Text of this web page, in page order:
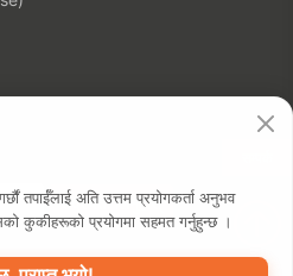
तपाईँलाई अति उत्तम प्रयोगकर्ता अनुभव
कुकीहरूको प्रयोगमा सहमत गर्नुहुन्छ ।